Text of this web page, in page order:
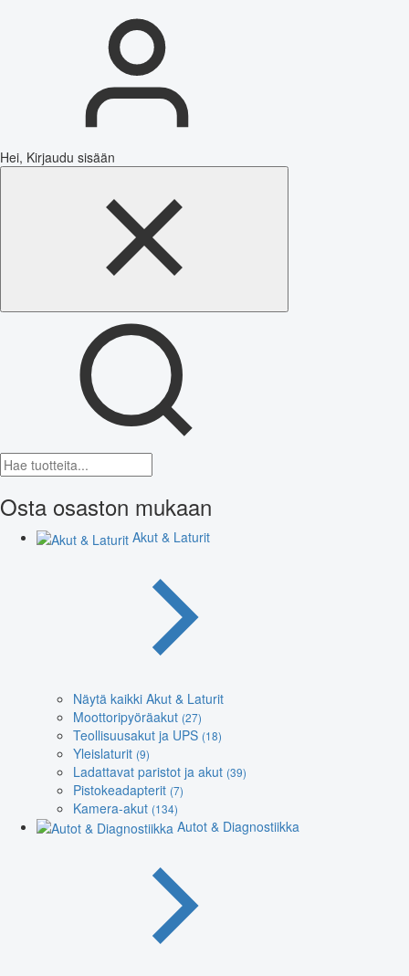
Hei, Kirjaudu sisään
Osta osaston mukaan
Akut & Laturit
Näytä kaikki Akut & Laturit
Moottoripyöräakut (27)
Teollisuusakut ja UPS (18)
Yleislaturit (9)
Ladattavat paristot ja akut (39)
Pistokeadapterit (7)
Kamera-akut (134)
Autot & Diagnostiikka